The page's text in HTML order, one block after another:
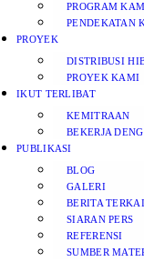
PROGRAM
PENDEKATAN
PROYEK
DISTRIBUSI
PROYEK KAMI
IKUT TERLIBAT
KEMITRAAN
BEKERJA
PUBLIKASI
BLOG
GALERI
BERITA
SIARAN PERS
REFERENSI
SUMBER